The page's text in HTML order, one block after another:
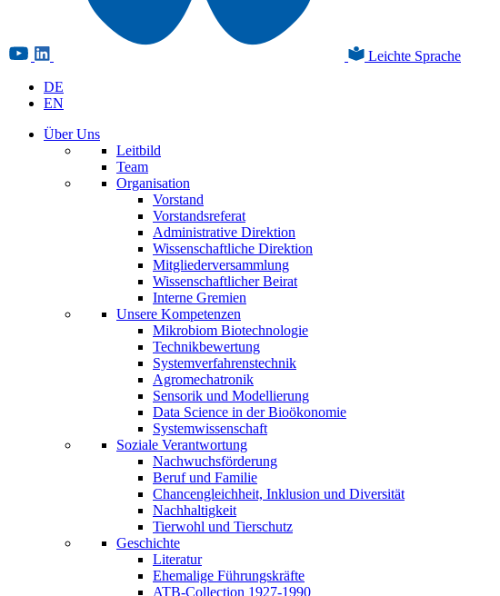
Leichte Sprache
DE
EN
Über Uns
Leitbild
Team
Organisation
Vorstand
Vorstandsreferat
Administrative Direktion
Wissenschaftliche Direktion
Mitgliederversammlung
Wissenschaftlicher Beirat
Interne Gremien
Unsere Kompetenzen
Mikrobiom Biotechnologie
Technikbewertung
Systemverfahrenstechnik
Agromechatronik
Sensorik und Modellierung
Data Science in der Bioökonomie
Systemwissenschaft
Soziale Verantwortung
Nachwuchsförderung
Beruf und Familie
Chancengleichheit, Inklusion und Diversität
Nachhaltigkeit
Tierwohl und Tierschutz
Geschichte
Literatur
Ehemalige Führungskräfte
ATB-Collection 1927-1990